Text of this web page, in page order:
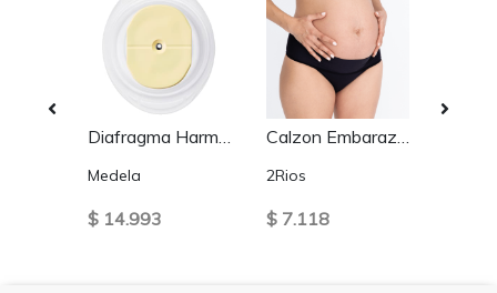
Diafragma Harmony Incluye Oring
Medela
$ 14.993
Calzon Embarazada Negro
2Rios
$ 7.118